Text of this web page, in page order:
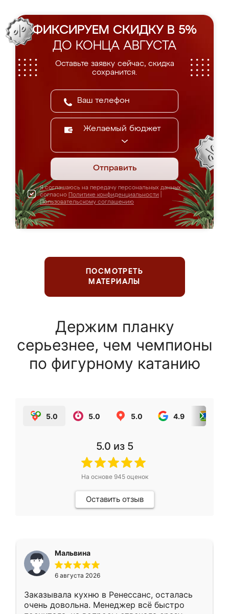
ФИКСИРУЕМ СКИДКУ В 5%
ДО КОНЦА АВГУСТА
Оставьте заявку сейчас, скидка
сохранится.
Желаемый бюджет
Отправить
Я соглашаюсь на передачу персональных данных
согласно Политике конфиденциальности
Пользовательскому соглашению
ПОСМОТРЕТЬ
МАТЕРИАЛЫ
Держим планку
серьезнее, чем чемпионы
по фигурному катанию
5.0 5.0 5.0 4.9
5.0 из 5
На основе 945оценок
Оставить отзыв
Мальвина
6 августа 2026
Заказывала кухню в Ренессанс, осталась
очень довольна. Менеджер всё быстро